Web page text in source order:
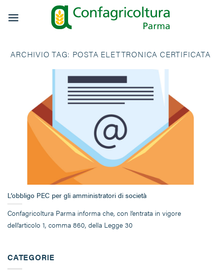
ARCHIVIO TAG: POSTA ELETTRONICA CERTIFICATA
CATEGORIE
L’obbligo PEC per gli amministratori di società
Confagricoltura Parma informa che, con l’entrata in vigore
dell’articolo 1, comma 860, della Legge 30